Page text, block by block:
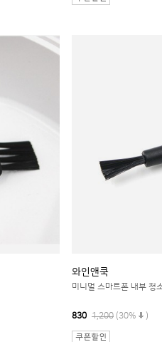
와인앤쿡
미니멀 스마트폰 내부 청
830 1,200 (30% )